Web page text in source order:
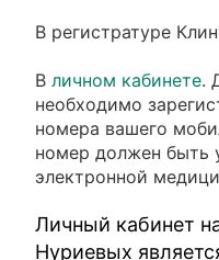
В регистратуре
Вличном кабинете.
необходимо
номера вашего
номер должен быть
электронной
Личный кабинет
Нуриевых